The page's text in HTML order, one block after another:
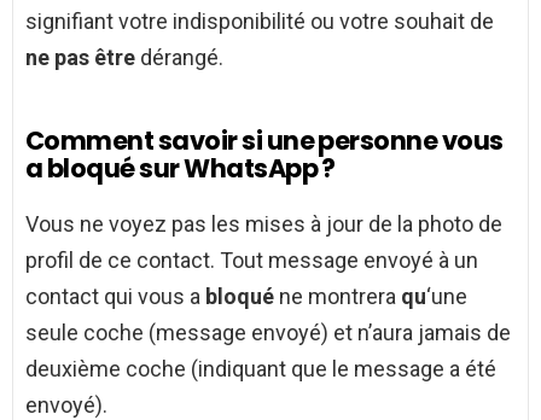
signifiant votre indisponibilité ou votre souhait de
ne pas être dérangé.
Comment savoir si une personne vous
a bloqué sur WhatsApp ?
Vous ne voyez pas les mises à jour de la photo de
profil de ce contact. Tout message envoyé à un
contact qui vous a bloqué ne montrera qu‘une
seule coche (message envoyé) et n’aura jamais de
deuxième coche (indiquant que le message a été
envoyé).